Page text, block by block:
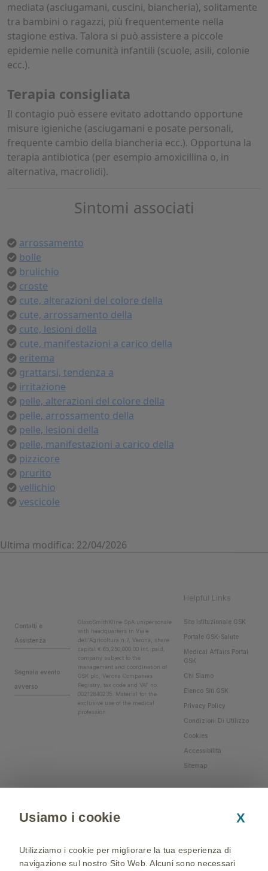
mediata (asciugamani, cuscini, biancheria), solitamente
tra bambini o ragazzi, più frequentemente nella
stagione estiva. Talora si può assistere a piccole
epidemie nelle comunità infantili (scuole, asili, colonie
ecc.).
Terapia consigliata
Il contagio può essere evitato adottando opportune
misure igieniche (asciugamani e posate personali,
frequente cambio della biancheria ecc.). Opportuna la
terapia antibiotica (per esempio amoxicillina o, in
alternativa, macrolidi).
Sintomi associati
arrossamento
bolle
brulichio
croste
cute, alterazioni del colore della
cute, arrossamento della
cute, lesioni della
cute, manifestazioni a carico della
eritema
grattarsi, tendenza a
irritazione
pelle, alterazioni del colore della
pelle, arrossamento della
pelle, lesioni della
pelle, manifestazioni a carico della
pizzicore
prurito
vellichio
vescicole
Ultima modifica: 22/04/2026
Helpful Links
Contatti e
Assistenza
Segnala evento
avverso
GlaxoSmithKline SpA unipersonale
with headquarters in Viale
dell'Agricoltura n.7, Verona, share
capital € 65,250,000.00 int. paid,
company subject to the
management and coordination of
GSK plc, Verona Companies
Registry, tax code and VAT no.
00212840235. Material for the
exclusive use of the medical
profession.
Sito Istituzionale GSK
Portale GSK-Salute
Medical Affairs Portal
GSK
Chi Siamo
Elenco Siti GSK
Privacy Policy
Condizioni Di Utilizzo
Cookies
Accessibilità
Sitemap
Usiamo i cookie X
Utilizziamo i cookie per migliorare la tua esperienza di
navigazione sul nostro Sito Web. Alcuni sono necessari